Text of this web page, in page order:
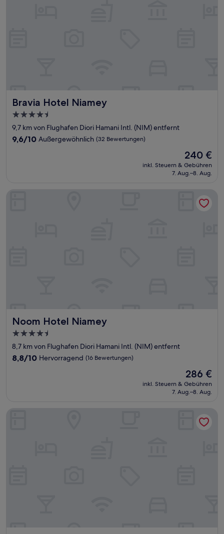
Bravia Hotel Niamey
Bravia Hotel Niamey
4.5-
Sterne-
Unterkunft
9,7 km von Flughafen Diori Hamani Intl. (NIM) entfernt
9.6
9,6/10 Außergewöhnlich (32 Bewertungen)
Der
Preis
beträgt
240 €
inkl. Steuern & Gebühren
7. Aug.–8. Aug.
Noom Hotel Niamey
Noom Hotel Niamey
4.5-
Sterne-
Unterkunft
8,7 km von Flughafen Diori Hamani Intl. (NIM) entfernt
8.8
8,8/10 Hervorragend (16 Bewertungen)
Der
Preis
beträgt
286 €
inkl. Steuern & Gebühren
7. Aug.–8. Aug.
Homeland Hotel